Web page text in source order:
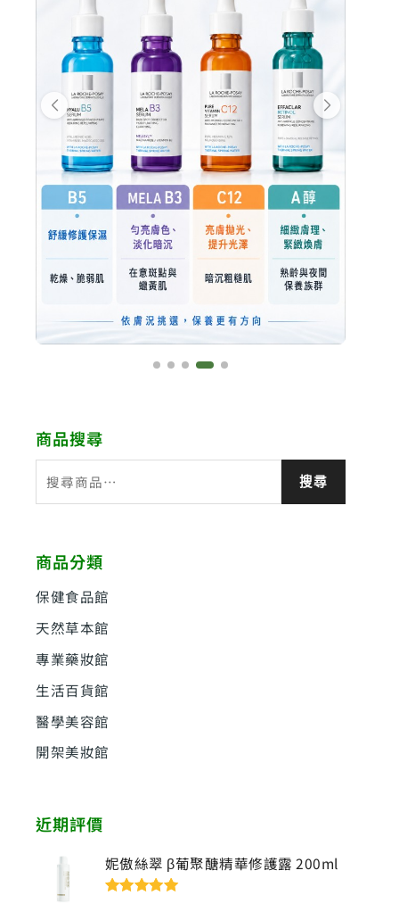
商品搜尋
尋
字
:
搜尋
商品分類
保健食品館
天然草本館
專業藥妝館
生活百貨館
醫學美容館
開架美妝館
近期評價
妮傲絲翠 β葡聚醣精華修護露 200ml